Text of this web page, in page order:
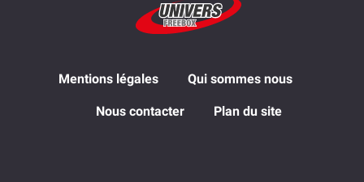
Mentions légales Qui sommes nous
Nous contacter Plan du site